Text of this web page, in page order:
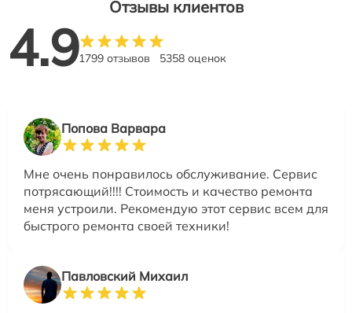
Отзывы клиентов
4.91799 отзывов 5358 оценок
Попова Варвара
Мне очень понравилось обслуживание. Сервис
потрясающий!!!! Стоимость и качество ремонта
меня устроили. Рекомендую этот сервис всем для
быстрого ремонта своей техники!
Павловский Михаил